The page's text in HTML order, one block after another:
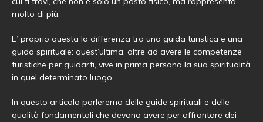
molto di più.
E’ proprio questa la differenza tra una guida turistica e una
guida spirituale: quest’ultima, oltre ad avere le competenze
turistiche per guidarti, vive in prima persona la sua spiritualità
in quel determinato luogo.
In questo articolo parleremo delle guide spirituali e delle
qualità fondamentali che devono avere per affrontare dei